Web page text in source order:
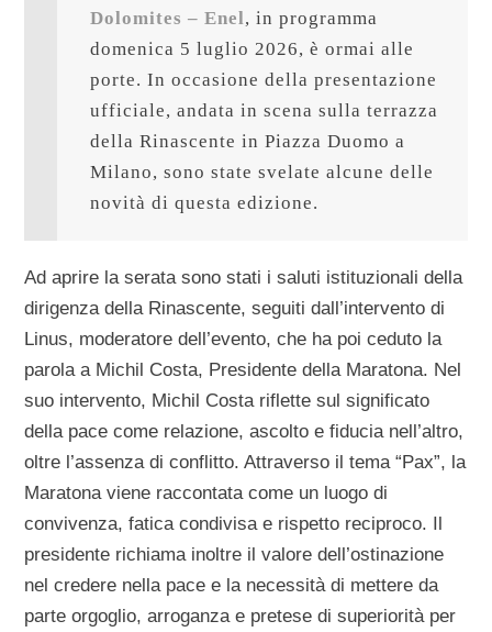
Dolomites – Enel, in programma
domenica 5 luglio 2026, è ormai alle
porte. In occasione della presentazione
ufficiale, andata in scena sulla terrazza
della Rinascente in Piazza Duomo a
Milano, sono state svelate alcune delle
novità di questa edizione.
Ad aprire la serata sono stati i saluti istituzionali della
dirigenza della Rinascente, seguiti dall’intervento di
Linus, moderatore dell’evento, che ha poi ceduto la
parola a Michil Costa, Presidente della Maratona. Nel
suo intervento, Michil Costa riflette sul significato
della pace come relazione, ascolto e fiducia nell’altro,
oltre l’assenza di conflitto. Attraverso il tema “Pax”, la
Maratona viene raccontata come un luogo di
convivenza, fatica condivisa e rispetto reciproco. Il
presidente richiama inoltre il valore dell’ostinazione
nel credere nella pace e la necessità di mettere da
parte orgoglio, arroganza e pretese di superiorità per